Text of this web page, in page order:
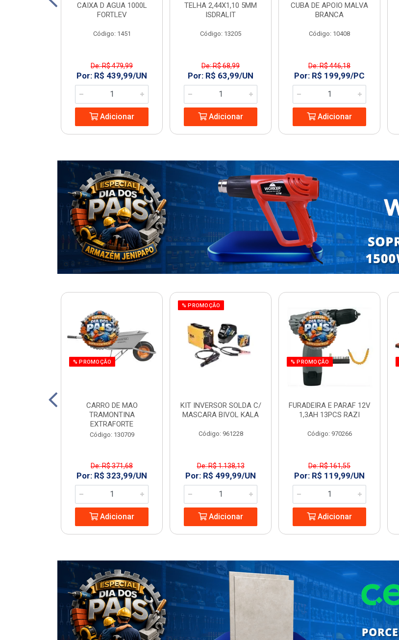
CAIXA D AGUA 1000L
FORTLEV
Código: 1451
De: R$ 479,99
Por: R$ 439,99/UN
Adicionar
TELHA 2,44X1,10 5MM
ISDRALIT
Código: 13205
De: R$ 68,99
Por: R$ 63,99/UN
Adicionar
CUBA DE APOIO MALVA
BRANCA
Código: 10408
De: R$ 446,18
Por: R$ 199,99/PC
Adicionar
% PROMOÇÃO
CARRO DE MAO
TRAMONTINA
EXTRAFORTE
Código: 130709
De: R$ 371,68
Por: R$ 323,99/UN
Adicionar
% PROMOÇÃO
KIT INVERSOR SOLDA C/
MASCARA BIVOL KALA
Código: 961228
De: R$ 1.138,13
Por: R$ 499,99/UN
Adicionar
% PROMOÇÃO
FURADEIRA E PARAF 12V
1,3AH 13PCS RAZI
Código: 970266
De: R$ 161,55
Por: R$ 119,99/UN
Adicionar